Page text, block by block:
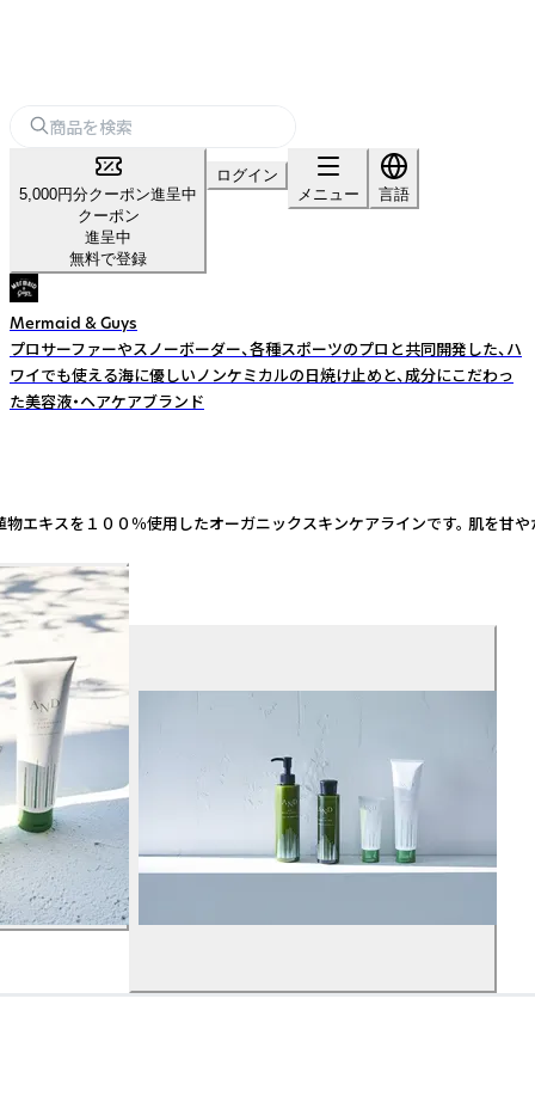
5,000円分クーポン進呈中
クーポン
進呈中
無料で登録
ログイン
メニュー
言語
Mermaid & Guys
プロサーファーやスノーボーダー、各種スポーツのプロと共同開発した、ハ
ワイでも使える海に優しいノンケミカルの日焼け止めと、成分にこだわっ
た美容液・ヘアケアブランド
スを１００％使用したオーガニックスキンケアラインです。 肌